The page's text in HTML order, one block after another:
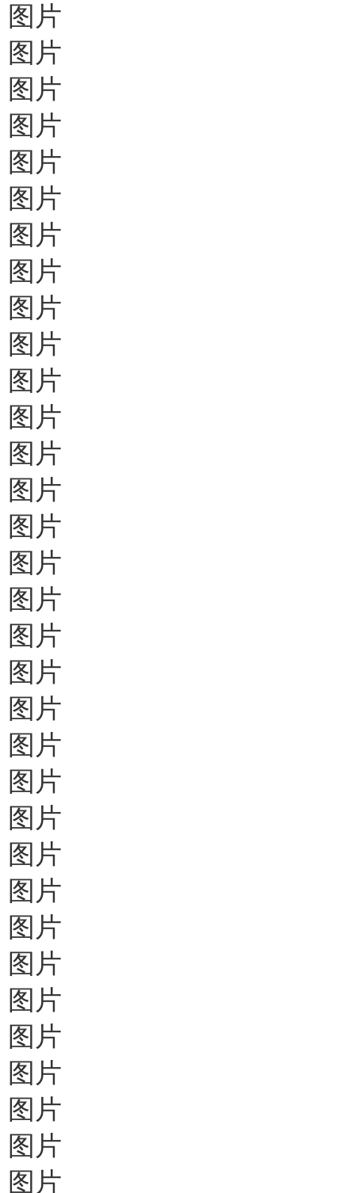
图片
图片
图片
图片
图片
图片
图片
图片
图片
图片
图片
图片
图片
图片
图片
图片
图片
图片
图片
图片
图片
图片
图片
图片
图片
图片
图片
图片
图片
图片
图片
图片
图片